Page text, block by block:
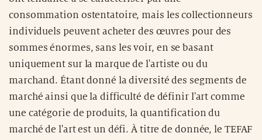
consommation ostentatoire, mais les collectionneurs
individuels peuvent acheter des œuvres pour des
sommes énormes, sans les voir, en se basant
uniquement sur la marque de l'artiste ou du
marchand. Étant donné la diversité des segments de
marché ainsi que la difficulté de définir l'art comme
une catégorie de produits, la quantification du
marché de l'art est un défi. À titre de donnée, le TEFAF